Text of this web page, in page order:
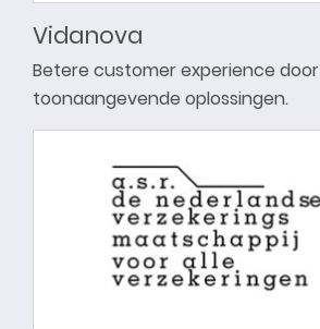
Vidanova
Betere customer experience door
toonaangevende oplossingen.